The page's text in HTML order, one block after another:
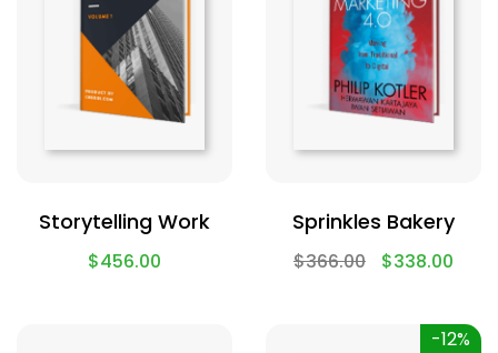
Storytelling Work
$456.00
Sprinkles Bakery
$366.00 $338.00
-12%